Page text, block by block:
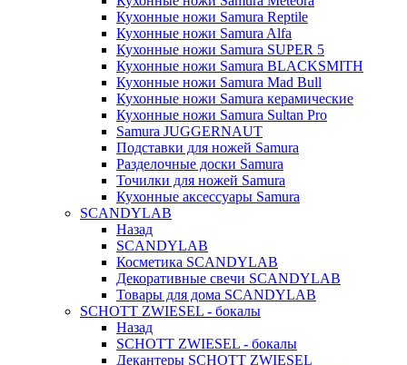
Кухонные ножи Samura Reptile
Кухонные ножи Samura Alfa
Кухонные ножи Samura SUPER 5
Кухонные ножи Samura BLACKSMITH
Кухонные ножи Samura Mad Bull
Кухонные ножи Samura керамические
Кухонные ножи Samura Sultan Pro
Samura JUGGERNAUT
Подставки для ножей Samura
Разделочные доски Samura
Точилки для ножей Samura
Кухонные аксессуары Samura
SCANDYLAB
Назад
SCANDYLAB
Косметика SCANDYLAB
Декоративные свечи SCANDYLAB
Товары для дома SCANDYLAB
SCHOTT ZWIESEL - бокалы
Назад
SCHOTT ZWIESEL - бокалы
Декантеры SCHOTT ZWIESEL